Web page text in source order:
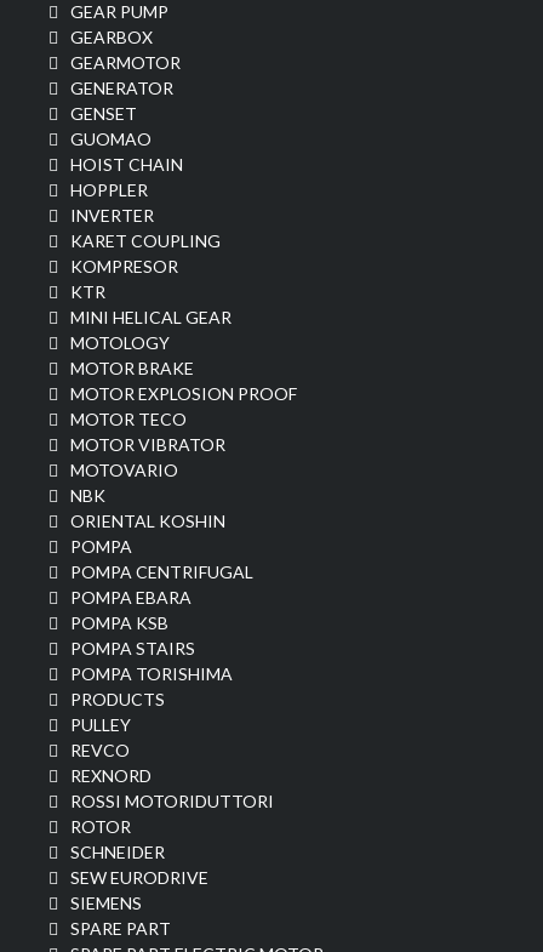
GEAR PUMP
GEARBOX
GEARMOTOR
GENERATOR
GENSET
GUOMAO
HOIST CHAIN
HOPPLER
INVERTER
KARET COUPLING
KOMPRESOR
KTR
MINI HELICAL GEAR
MOTOLOGY
MOTOR BRAKE
MOTOR EXPLOSION PROOF
MOTOR TECO
MOTOR VIBRATOR
MOTOVARIO
NBK
ORIENTAL KOSHIN
POMPA
POMPA CENTRIFUGAL
POMPA EBARA
POMPA KSB
POMPA STAIRS
POMPA TORISHIMA
PRODUCTS
PULLEY
REVCO
REXNORD
ROSSI MOTORIDUTTORI
ROTOR
SCHNEIDER
SEW EURODRIVE
SIEMENS
SPARE PART